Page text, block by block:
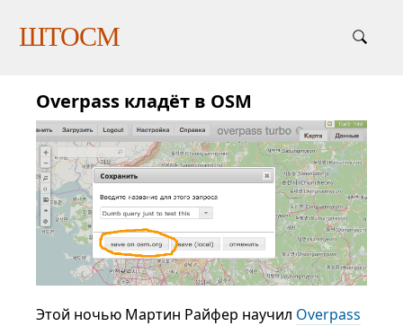
ШТОСМ
Overpass кладёт в OSM
Этой ночью Мартин Райфер научил Overpass